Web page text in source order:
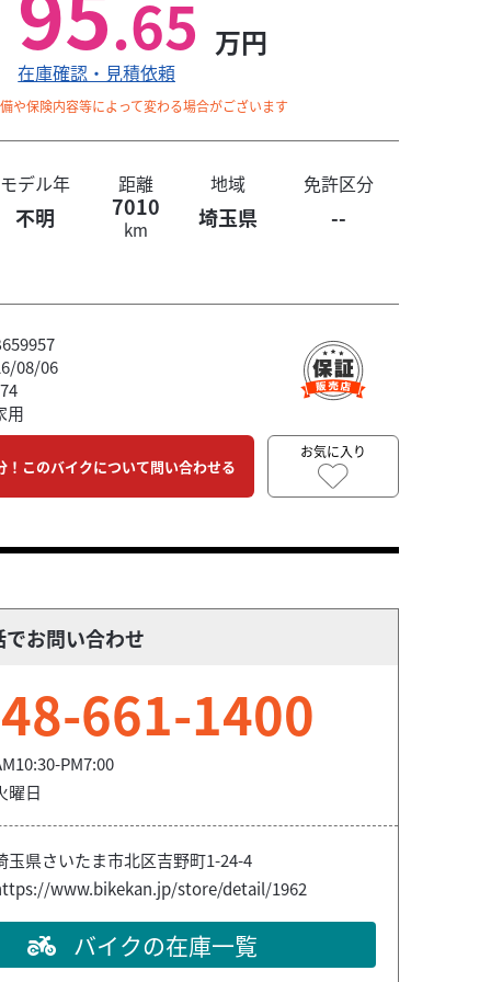
.65 万円
在庫確認・見積依頼
や保険内容等によって変わる場合がございます
モデル年 距離 地域 免許区分
不明 7010
km 埼玉県 --
08/06
用
！このバイクについて問い合わせる
お気に入り
お問い合わせ
661-1400
PM7:00
曜日
玉県さいたま市北区吉野町1-24-4
www.bikekan.jp/store/detail/1962
バイクの在庫一覧